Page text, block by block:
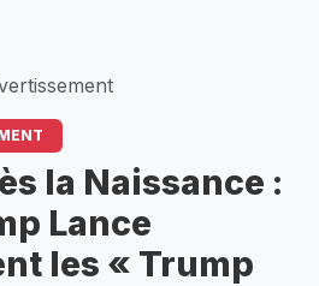
la Naissance :
Lance
les « Trump